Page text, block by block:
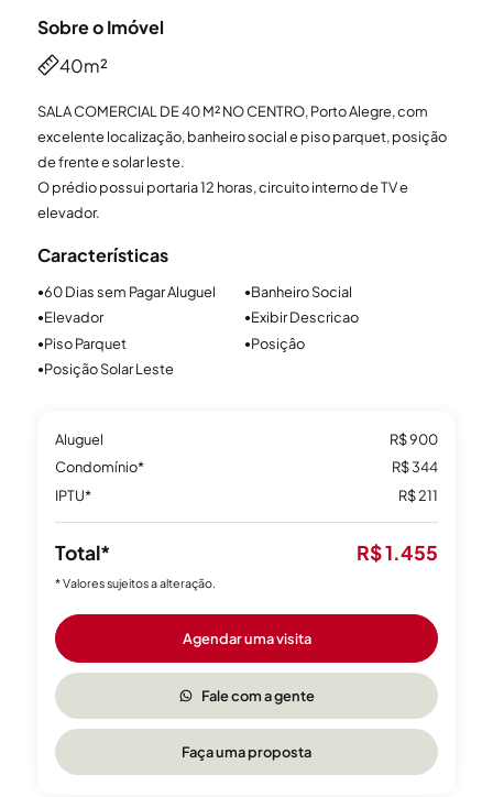
Sobre o Imóvel
40m²
SALA COMERCIAL DE 40 M² NO CENTRO, Porto Alegre, com
excelente localização, banheiro social e piso parquet, posição
de frente e solar leste.
O prédio possui portaria 12 horas, circuito interno de TV e
elevador.
Características
●60 Dias sem Pagar Aluguel ●Banheiro Social
●Elevador ●Exibir Descricao
●Piso Parquet ●Posiçâo
●Posição Solar Leste
Aluguel
R$ 900
Condomínio*
R$ 344
IPTU*
R$ 211
Total* R$ 1.455
* Valores sujeitos a alteração.
Agendar uma visita
Fale com a gente
Faça uma proposta